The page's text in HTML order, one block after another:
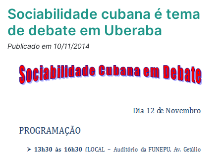
Sociabilidade cubana é tema
de debate em Uberaba
Publicado em 10/11/2014